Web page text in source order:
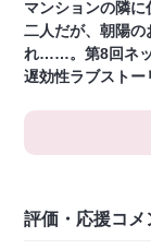
マンションの隣
二人だが、朝陽
れ……。第8回ネッ
遅効性ラブストー
評価・応援コメ